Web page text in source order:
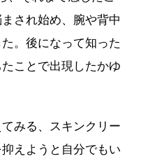
され始め、腕や背中
。後になって知った
ことで出現したかゆ
みる、スキンクリー
えようと自分でもい